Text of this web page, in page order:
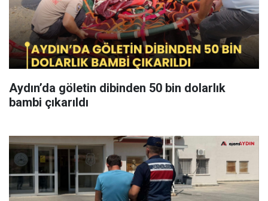
Aydın’da göletin dibinden 50 bin dolarlık
bambi çıkarıldı